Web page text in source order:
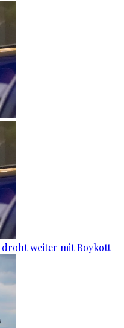
droht weiter mit Boykott